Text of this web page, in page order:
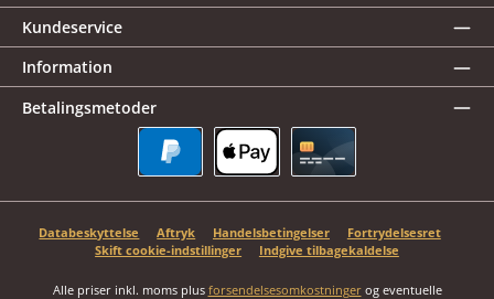
Kundeservice
Information
Betalingsmetoder
Databeskyttelse Aftryk Handelsbetingelser
Fortrydelsesret
Skift cookie-indstillinger
Indgive tilbagekaldelse
Alle priser inkl. moms plus forsendelsesomkostningerog eventuelle